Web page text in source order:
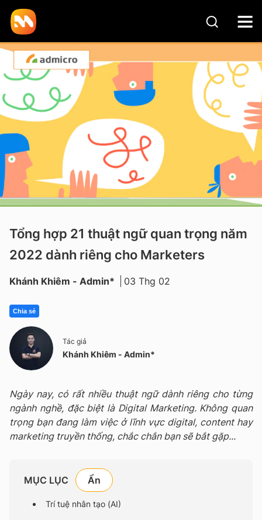
Tổng hợp 21 thuật ngữ quan trọng năm
2022 dành riêng cho Marketers
Khánh Khiêm - Admin* 03 Thg 02
Chia sẻ
Tác giả
Khánh Khiêm - Admin*
Ngày nay, có rất nhiều thuật ngữ dành riêng cho từng
ngành nghề, đặc biệt là Digital Marketing. Không quan
trọng bạn đang làm việc ở lĩnh vực digital, content hay
marketing truyền thống, chắc chắn bạn sẽ bắt gặp...
MỤC LỤC
Trí tuệ nhân tạo (AI)